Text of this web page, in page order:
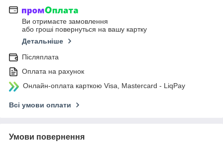
Ви отримаєте замовлення
або гроші повернуться на вашу картку
Детальніше
Післяплата
Оплата на рахунок
Онлайн-оплата карткою Visa, Mastercard - LiqPay
Всі умови оплати
Умови повернення